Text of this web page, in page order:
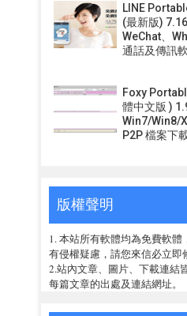
LINE
(最新版)
WeChat、
通話及傳訊
Foxy
體中文版 )
Win7/Win8/
P2P 檔案下
版權聲明
1. 本站所有軟體均為免費軟
有侵權疑慮，請您來信必立即
2.站內文章、圖片、下載連結
每篇文章的出處及連結網址。